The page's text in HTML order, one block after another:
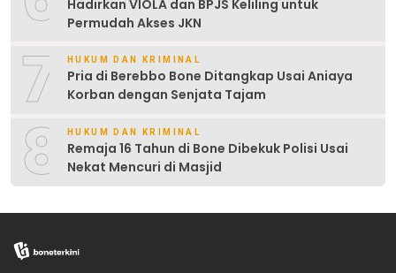
Hadirkan VIOLA dan BPJS Keliling untuk
Permudah Akses JKN
7 HUKUM DAN KRIMINAL
Pria di Berebbo Bone Ditangkap Usai Aniaya
Korban dengan Senjata Tajam
8 HUKUM DAN KRIMINAL
Remaja 16 Tahun di Bone Dibekuk Polisi Usai
Nekat Mencuri di Masjid